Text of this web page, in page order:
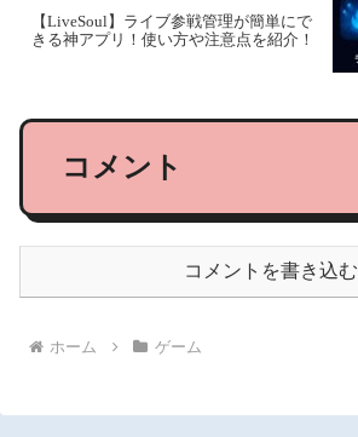
【LiveSoul】ライブ参戦管理が簡単にで
きる神アプリ！使い方や注意点を紹介！
コメント
コメントを書き込む
ホーム ゲーム